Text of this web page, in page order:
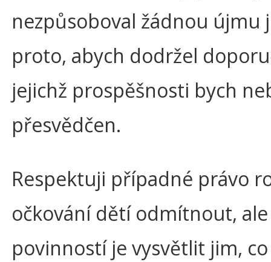
nezpůsoboval žádnou újmu
proto, abych dodržel
jejichž prospěšnosti bych
přesvědčen.
Respektuji případné právo
očkování dětí odmítnout,
povinností je vysvětlit jim,